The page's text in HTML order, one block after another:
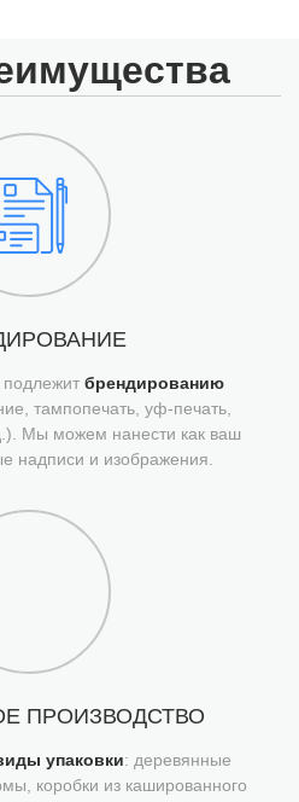
брендированию
тампопечать, уф-печать,
Мы можем нанести как ваш
надписи и изображения.
ПРОИЗВОДСТВО
упаковки: деревянные
коробки из кашированного